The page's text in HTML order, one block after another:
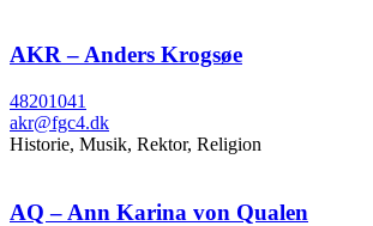
AKR – Anders Krogsøe
48201041
akr@fgc4.dk
Historie, Musik, Rektor, Religion
AQ – Ann Karina von Qualen